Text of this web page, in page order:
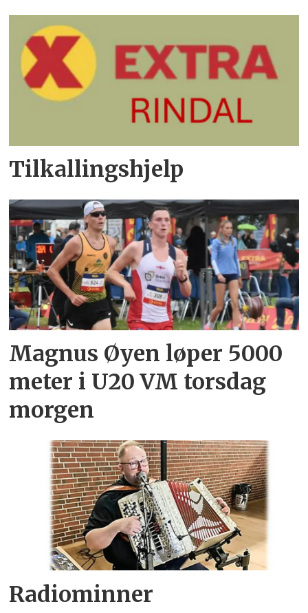
Tilkallingshjelp
Magnus Øyen løper 5000
meter i U20 VM torsdag
morgen
Radiominner